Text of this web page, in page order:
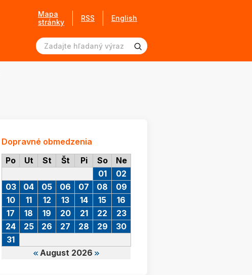
Mapa
stránky
RSS English
Dopravné obmedzenia
Po
Ut St Št Pi So Ne
August 2026
01
02
03
04 05 06 07 08
09
10
11 12 13 14 15
16
17
18 19 20 21 22
23
24
25 26 27 28 29
30
31